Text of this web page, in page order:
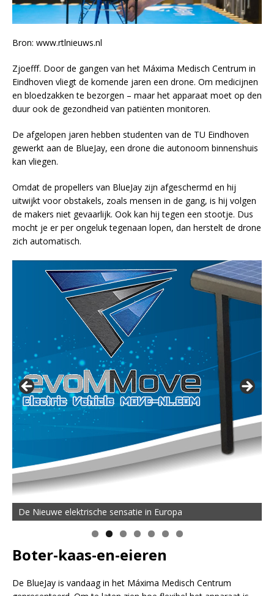
Bron: www.rtlnieuws.nl
Zjoefff. Door de gangen van het Máxima Medisch Centrum in
Eindhoven vliegt de komende jaren een drone. Om medicijnen
en bloedzakken te bezorgen – maar het apparaat moet op den
duur ook de gezondheid van patiënten monitoren.
De afgelopen jaren hebben studenten van de TU Eindhoven
gewerkt aan de BlueJay, een drone die autonoom binnenshuis
kan vliegen.
Omdat de propellers van BlueJay zijn afgeschermd en hij
uitwijkt voor obstakels, zoals mensen in de gang, is hij volgen
de makers niet gevaarlijk. Ook kan hij tegen een stootje. Dus
mocht je er per ongeluk tegenaan lopen, dan herstelt de drone
zich automatisch.
De Nieuwe elektrische sensatie in Europa
50 km Actieradius
Boter-kaas-en-eieren
De BlueJay is vandaag in het Máxima Medisch Centrum